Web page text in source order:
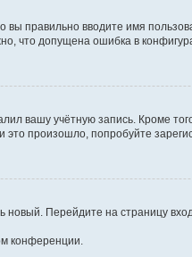
вы правильно вводите имя
что допущена ошибка в
вашу учётную запись. Кроме
произошло, попробуйте
новый. Перейдите на страницу
конференции.